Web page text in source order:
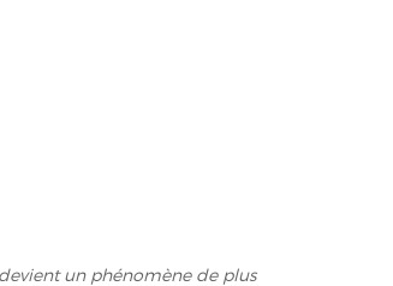
un phénomène de plus